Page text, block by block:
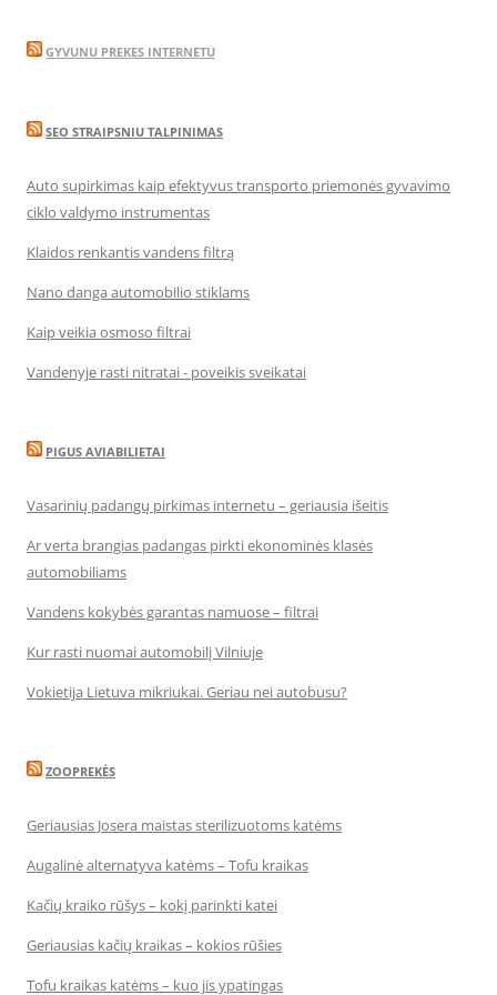
GYVUNU PREKES INTERNETU
SEO STRAIPSNIU TALPINIMAS
Auto supirkimas kaip efektyvus transporto priemonės gyvavimo
ciklo valdymo instrumentas
Klaidos renkantis vandens filtrą
Nano danga automobilio stiklams
Kaip veikia osmoso filtrai
Vandenyje rasti nitratai - poveikis sveikatai
PIGUS AVIABILIETAI
Vasarinių padangų pirkimas internetu – geriausia išeitis
Ar verta brangias padangas pirkti ekonominės klasės
automobiliams
Vandens kokybės garantas namuose – filtrai
Kur rasti nuomai automobilį Vilniuje
Vokietija Lietuva mikriukai. Geriau nei autobusu?
ZOOPREKĖS
Geriausias Josera maistas sterilizuotoms katėms
Augalinė alternatyva katėms – Tofu kraikas
Kačių kraiko rūšys – kokį parinkti katei
Geriausias kačių kraikas – kokios rūšies
Tofu kraikas katėms – kuo jis ypatingas